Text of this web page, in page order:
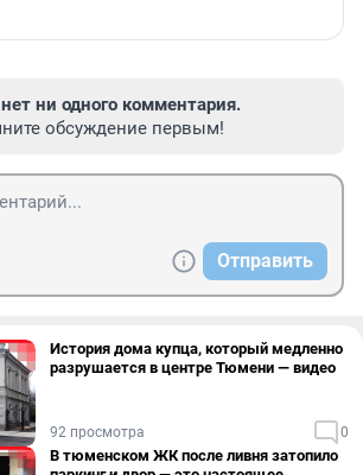
ни одного комментария.
обсуждение первым!
Отправить
История дома купца, который медленно
разрушается в центре Тюмени — видео
92 просмотра 0
В тюменском ЖК после ливня затопило